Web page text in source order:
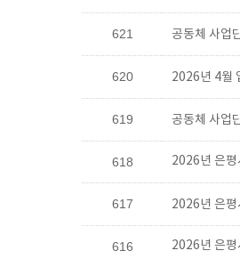
621 공동체 사업
620 2026년 4월
619 공동체 사업
618 2026년 은평
617 2026년 은평
616 2026년 은평